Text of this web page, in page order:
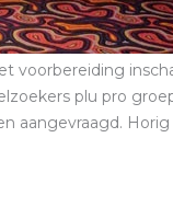
voorbereiding
plu pro
aangevraagd.